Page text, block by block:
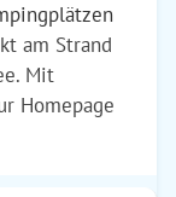
am Strand
Mit
Homepage